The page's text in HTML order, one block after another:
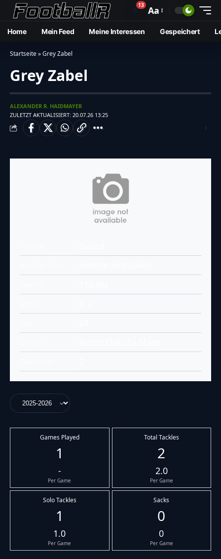
🔔13 Aa
Home Mein Feed Meine Interessen Gespeichert
Startseite»Grey Zabel
Grey Zabel
ZULETZT AKTUALISIERT: 20.07.26 13:25
ALEXANDER R. HAIDMAYER
Games Played
1
-
Per Game
Total Tackles
2
2.0
Per Game
Solo Tackles
1
1.0
Per Game
Sacks
0
0
Per Game